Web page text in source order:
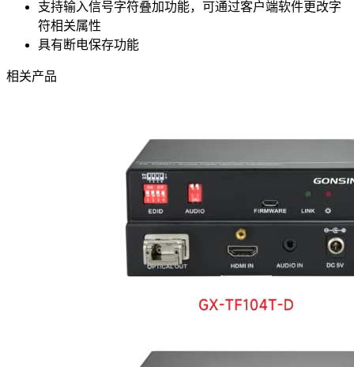
支持输入信号字符叠加功能，可通过客户端软件更改字
符相关属性
具有断电保存功能
相关产品